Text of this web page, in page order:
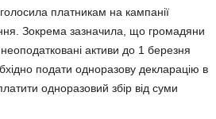
платникам на кампанії
Зокрема зазначила, що громадяни
активи до 1 березня
подати одноразову декларацію в
одноразовий збір від суми